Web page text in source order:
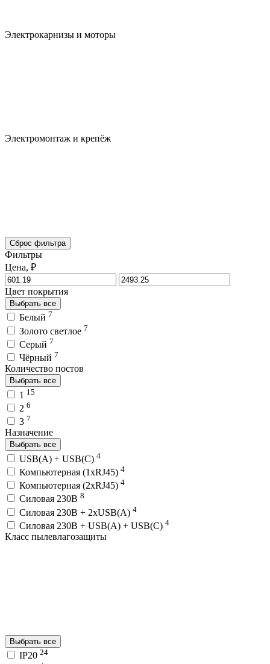
Электрокарнизы и моторы
Электромонтаж и крепёж
Сброс фильтра
Фильтры
Цена, ₽
Цвет покрытия
Выбрать все
Белый 7
Золото светлое 7
Серый 7
Чёрный 7
Количество постов
Выбрать все
1 15
2 6
3 7
Назначение
Выбрать все
USB(A) + USB(C) 4
Компьютерная (1хRJ45) 4
Компьютерная (2хRJ45) 4
Силовая 230В 8
Силовая 230В + 2хUSB(A) 4
Силовая 230В + USB(A) + USВ(С) 4
Класс пылевлагозащиты
Выбрать все
IP20 24